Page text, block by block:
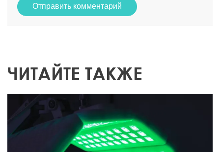
Отправить комментарий
ЧИТАЙТЕ ТАКЖЕ